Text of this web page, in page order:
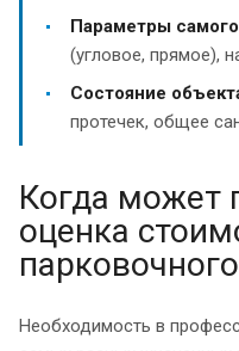
Параметры
(угловое, прямое),
Состояние
протечек, общее
Когда может
оценка
Необходимость в